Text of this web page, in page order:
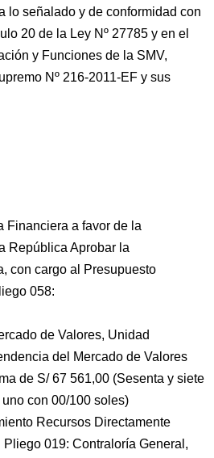
lo señalado y de conformidad con
20 de la Ley Nº 27785 y en el
y Funciones de la SMV,
Nº 216-2011-EF y sus
Financiera a favor de la
República Aprobar la
con cargo al Presupuesto
058:
de Valores, Unidad
del Mercado de Valores
de S/ 67 561,00 (Sesenta y siete
con 00/100 soles)
Recursos Directamente
019: Contraloría General,